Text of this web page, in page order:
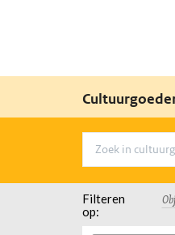
Filteren
op: